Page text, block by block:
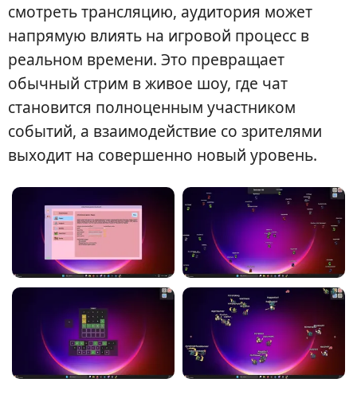
смотреть трансляцию, аудитория может
напрямую влиять на игровой процесс в
реальном времени. Это превращает
обычный стрим в живое шоу, где чат
становится полноценным участником
событий, а взаимодействие со зрителями
выходит на совершенно новый уровень.